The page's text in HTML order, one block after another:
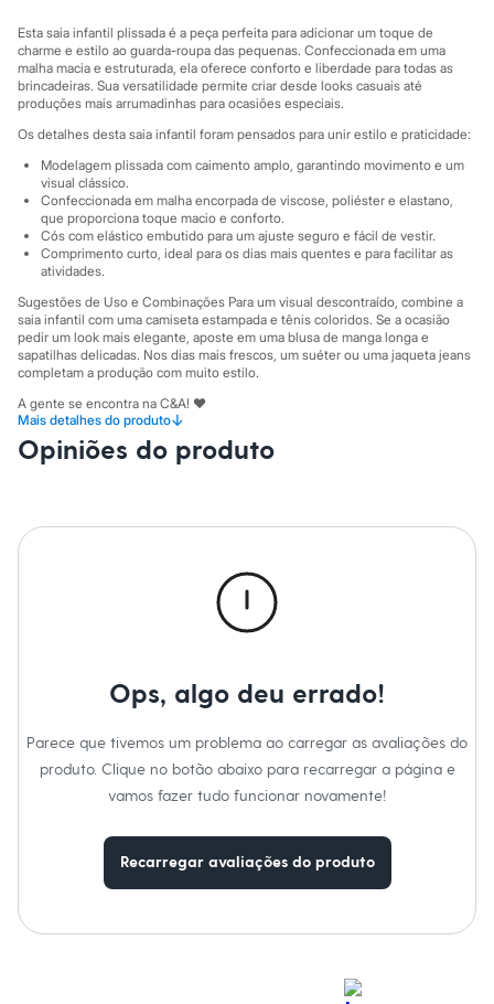
Sawary
Yessica
Moda esportiva
Acessórios
Blusas
Calçados
Leggings
Shorts e Bermudas
Tops
Moda íntima
Calcinhas
Cintas e Modeladores
Meias
Pijamas
Sutiãs e Tops
Moda praia
Biquínis
Maiôs
Saídas de praia
Personagens
Plus size
Blusas e Camisetas
Calças
Moda esportiva
Shorts e Saias
Camisetas e Regatas
Casacos e Jaquetas
Jeans
Bolsas e Mochilas
Chapéus e Bonés
Óculos
Relógios
Esta saia infantil plissada é a peça perfeita para adicionar um toque de
charme e estilo ao guarda-roupa das pequenas. Confeccionada em uma
malha macia e estruturada, ela oferece conforto e liberdade para todas as
brincadeiras. Sua versatilidade permite criar desde looks casuais até
produções mais arrumadinhas para ocasiões especiais.
Os detalhes desta saia infantil foram pensados para unir estilo e praticidade:
Modelagem plissada com caimento amplo, garantindo movimento e um
visual clássico.
Confeccionada em malha encorpada de viscose, poliéster e elastano,
que proporciona toque macio e conforto.
Cós com elástico embutido para um ajuste seguro e fácil de vestir.
Comprimento curto, ideal para os dias mais quentes e para facilitar as
atividades.
Sugestões de Uso e Combinações Para um visual descontraído, combine a
saia infantil com uma camiseta estampada e tênis coloridos. Se a ocasião
pedir um look mais elegante, aposte em uma blusa de manga longa e
sapatilhas delicadas. Nos dias mais frescos, um suéter ou uma jaqueta jeans
completam a produção com muito estilo.
A gente se encontra na C&A! ❤
Mais detalhes do produto↓
Material
67% viscose, 30% poliéster, 3% elastano
Lavar à temperatura máxima de 40ºC.
Proibido o alvejamento.
Secagem mecânica à temperatura baixa.
Não limpar a úmido.
Opiniões do produto
Ops, algo deu errado!
Parece que tivemos um problema ao carregar as avaliações do
produto. Clique no botão abaixo para recarregar a página e
vamos fazer tudo funcionar novamente!
Recarregar avaliações do produto